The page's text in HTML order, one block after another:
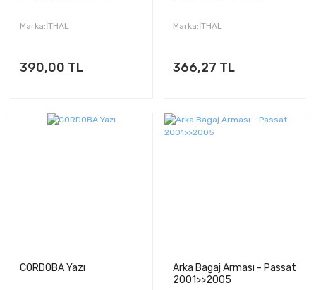
Marka:İTHAL
390,00 TL
Marka:İTHAL
366,27 TL
CORDOBA Yazı
Arka Bagaj Arması - Passat
2001>>2005